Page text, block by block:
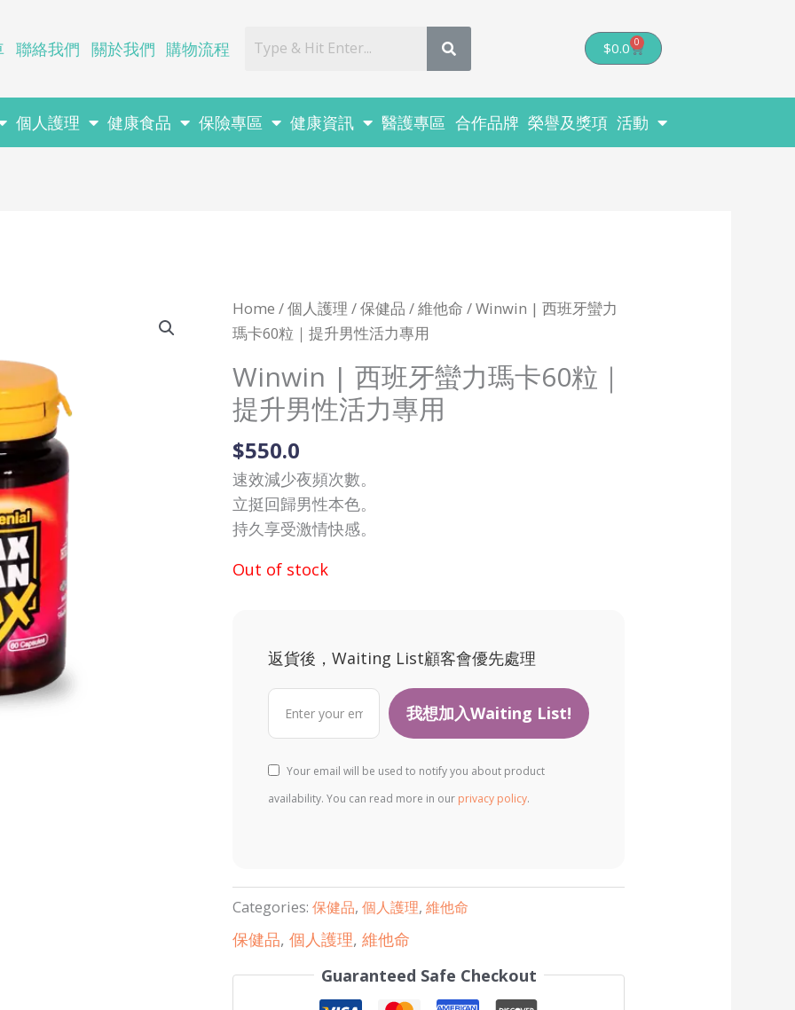
聯絡我們 關於我們 購物流程 $0.0 0
Cart
個人護理 健康食品 保險專區 健康資訊 醫護專區 合作品牌 榮譽及獎項 活動
Home /個人護理 /保健品 /維他命 / Winwin | 西班牙蠻力
瑪卡60粒｜提升男性活力專用
Winwin | 西班牙蠻力瑪卡60粒｜
提升男性活力專用
$550.0
速效減少夜頻次數。
立挺回歸男性本色。
持久享受激情快感。
Out of stock
返貨後，Waiting List顧客會優先處理
Your email will be used to notify you about product
availability. You can read more in our privacy policy.
Categories:保健品,個人護理,維他命
保健品,個人護理,維他命
Guaranteed Safe Checkout